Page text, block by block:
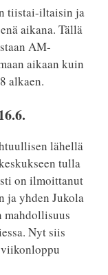
tiistai-iltaisin ja
aikana. Tällä
AM-
aikaan kuin
alkaen.
lähellä
tulla
on ilmoittanut
ja yhden Jukola
mahdollisuus
Nyt siis